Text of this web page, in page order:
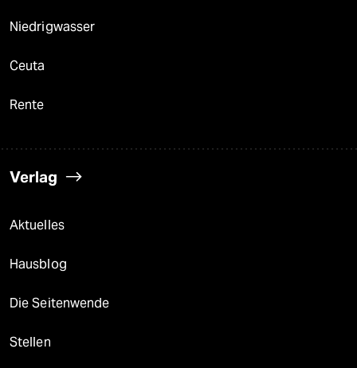
Niedrigwasser
Ceuta
Rente
Verlag
Aktuelles
Hausblog
Die Seitenwende
Stellen